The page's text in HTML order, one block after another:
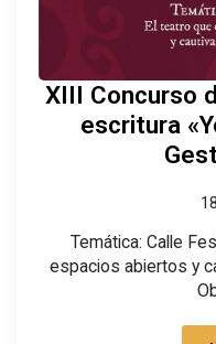
XIII Concurso
escritura
Temática: Calle
espacios abiertos y